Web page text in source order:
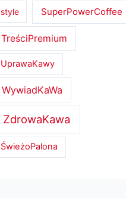
style SuperPowerCoffee
TreściPremium
UprawaKawy
WywiadKaWa
ZdrowaKawa
ŚwieżoPalona